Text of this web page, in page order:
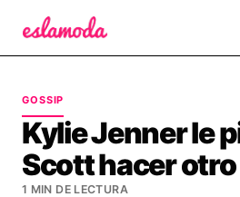
GOSSIP
Kylie Jenner le
Scott hacer
1 MIN DE LECTURA